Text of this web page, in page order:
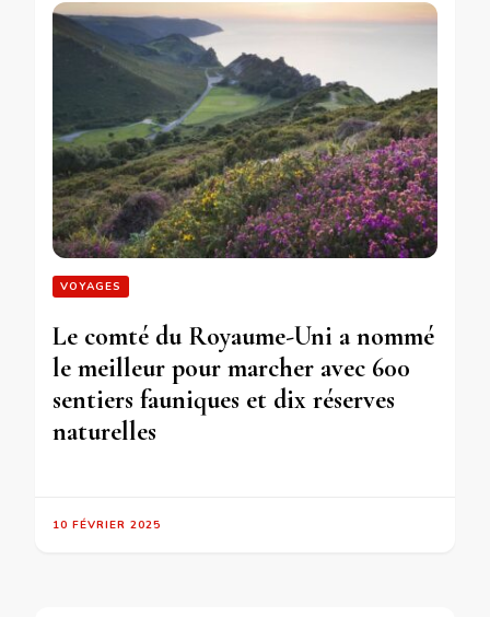
VOYAGES
Le comté du Royaume-Uni a nommé
le meilleur pour marcher avec 600
sentiers fauniques et dix réserves
naturelles
10 FÉVRIER 2025